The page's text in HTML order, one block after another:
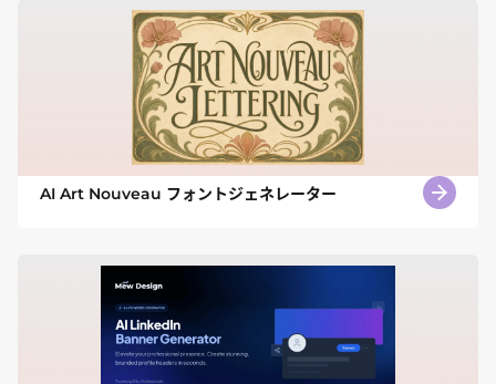
AI Art Nouveau フォントジェネレーター